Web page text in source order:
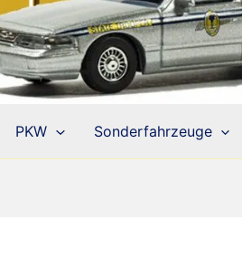
PKW Sonderfahrzeuge